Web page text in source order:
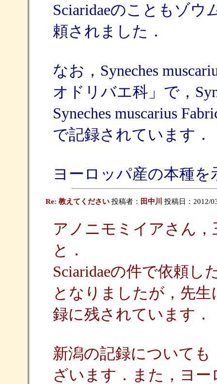
Sciaridaeのこともゾ
頼されました．
なお，Syneches
オドリバエ科」で，
Syneches muscarius
で記録されています．
ヨーロッパ産の本種
Re: 教えてください投稿者： 田中川 投稿日：2012/
アノニモミイアさん
と．
Sciaridaeの件で依頼し
となりましたが，先
録に残されています．
新潟の記録について
ざいます．また，ヨ